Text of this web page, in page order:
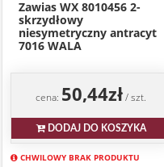
Zawias WX 8010456 2-
skrzydłowy
niesymetryczny antracyt
7016 WALA
cena: 50,44zł/ szt.
DODAJ DO KOSZYKA
CHWILOWY BRAK PRODUKTU